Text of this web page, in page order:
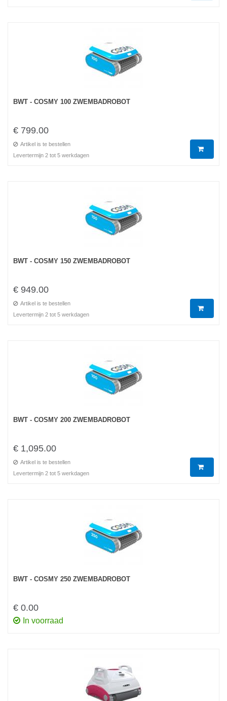
BWT - COSMY 100 ZWEMBADROBOT
€ 799.00
Artikel is te bestellen
Levertermijn 2 tot 5 werkdagen
BWT - COSMY 150 ZWEMBADROBOT
€ 949.00
Artikel is te bestellen
Levertermijn 2 tot 5 werkdagen
BWT - COSMY 200 ZWEMBADROBOT
€ 1,095.00
Artikel is te bestellen
Levertermijn 2 tot 5 werkdagen
BWT - COSMY 250 ZWEMBADROBOT
€ 0.00
In voorraad